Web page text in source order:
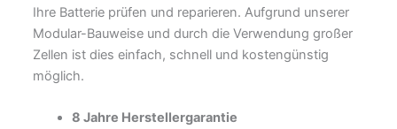
Ihre Batterie prüfen und reparieren. Aufgrund unserer
Modular-Bauweise und durch die Verwendung großer
Zellen ist dies einfach, schnell und kostengünstig
möglich.
8 Jahre Herstellergarantie